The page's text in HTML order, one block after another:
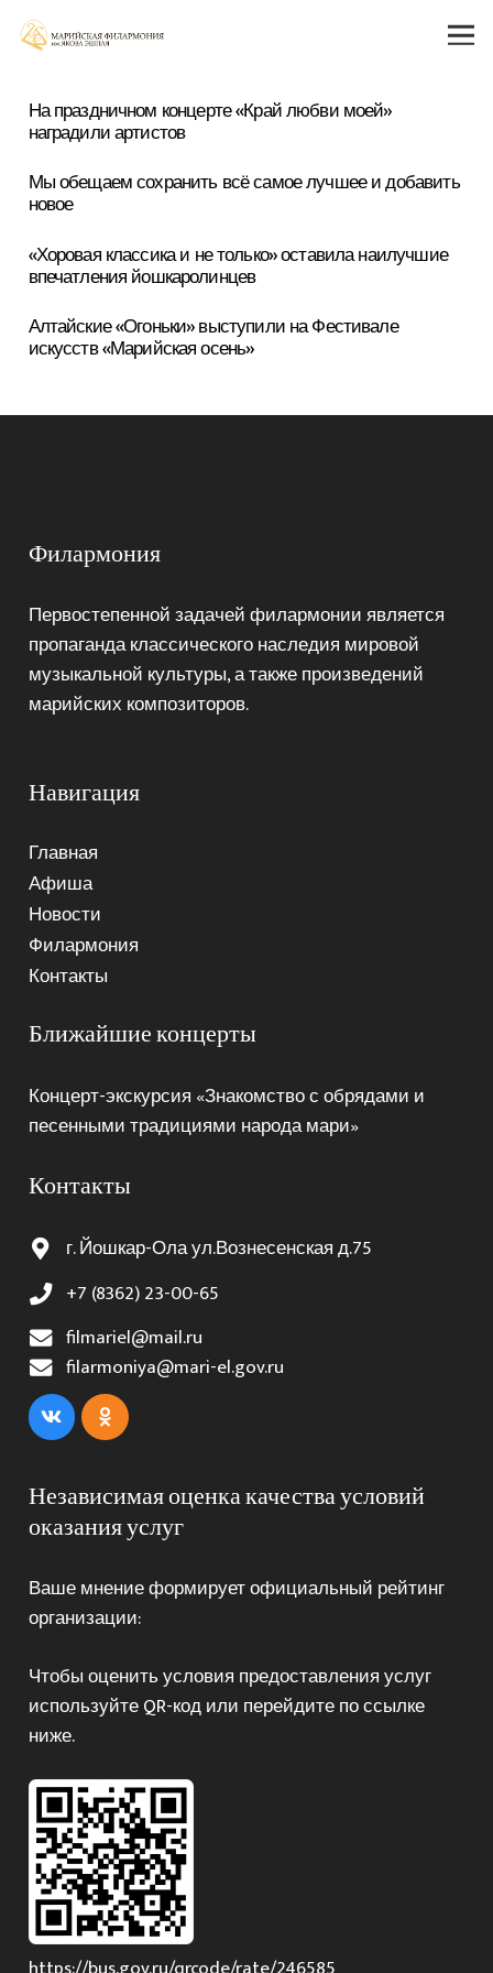
На праздничном концерте «Край любви моей»
наградили артистов
Мы обещаем сохранить всё самое лучшее и добавить
новое
«Хоровая классика и не только» оставила наилучшие
впечатления йошкаролинцев
Алтайские «Огоньки» выступили на Фестивале
искусств «Марийская осень»
Филармония
Первостепенной задачей филармонии является
пропаганда классического наследия мировой
музыкальной культуры, а также произведений
марийских композиторов.
Навигация
Главная
Афиша
Новости
Филармония
Контакты
Ближайшие концерты
Концерт-экскурсия «Знакомство с обрядами и
песенными традициями народа мари»
Контакты
г. Йошкар-Ола ул.Вознесенская д.75
+7 (8362) 23-00-65
filmariel@mail.ru
filarmoniya@mari-el.gov.ru
Независимая оценка качества условий
оказания услуг
Ваше мнение формирует официальный рейтинг
организации:
Чтобы оценить условия предоставления услуг
используйте QR-код или перейдите по ссылке
ниже.